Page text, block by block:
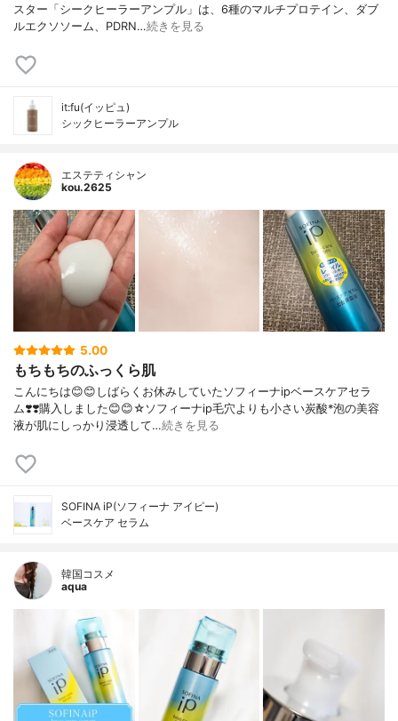
スター「シークヒーラーアンプル」は、6種のマルチプロテイン、ダブ
ルエクソソーム、PDRN…続きを見る
it:fu(イッピュ)
シックヒーラーアンプル
エステティシャン
kou.2625
5.00
もちもちのふっくら肌
こんにちは😊😊しばらくお休みしていたソフィーナipベースケアセラ
ム❣️❣️購入しました😊😊☆ソフィーナip毛穴よりも小さい炭酸*泡の美容
液が肌にしっかり浸透して…続きを見る
SOFINA iP(ソフィーナ アイピー)
ベースケア セラム
韓国コスメ
aqua